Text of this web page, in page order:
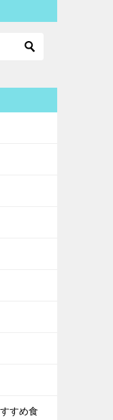
すめ食